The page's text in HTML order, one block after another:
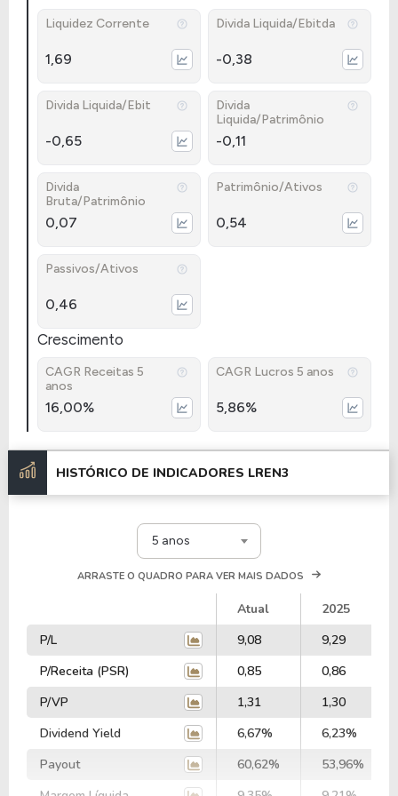
Liquidez Corrente
1,69
Divida Liquida/Ebitda
-0,38
Divida Liquida/Ebit
-0,65
Divida
Liquida/Patrimônio
-0,11
Divida
Bruta/Patrimônio
0,07
Patrimônio/Ativos
0,54
Passivos/Ativos
0,46
Crescimento
CAGR Receitas 5
anos
16,00%
CAGR Lucros 5 anos
5,86%
HISTÓRICO DE INDICADORES LREN3
5 anos
ARRASTE O QUADRO PARA VER MAIS DADOS
Atual
2025
P/L
9,08
9,29
P/Receita (PSR)
0,85
0,86
P/VP
1,31
1,30
Dividend Yield
6,67%
6,23%
Payout
60,62%
53,96%